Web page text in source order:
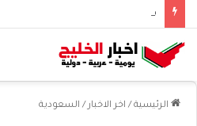
هبوط الأسهم والذهب وصعود النفط
الرئيسية / اخر الاخبار / السعودية